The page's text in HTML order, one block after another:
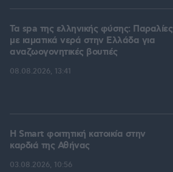
Τα spa της ελληνικής φύσης: Παραλίες
με ιαματικά νερά στην Ελλάδα για
αναζωογονητικές βουτιές
08.08.2026, 13:41
Η Smart φοιτητική κατοικία στην
καρδιά της Αθήνας
03.08.2026, 10:56